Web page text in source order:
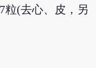
粒(去心、皮，另